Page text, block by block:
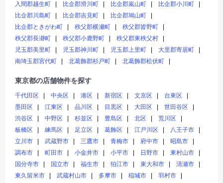
入間郡越生町
比企郡滑川町 比企郡嵐山町
比企郡小川町
比企郡川島町
比企郡吉見町
比企郡鳩山町
比企郡ときがわ町
秩父郡横瀬町
秩父郡皆野町
秩父郡長瀞町
秩父郡小鹿野町
秩父郡東秩父村
児玉郡美里町
児玉郡神川町 児玉郡上里町
大里郡寄居町
南埼玉郡宮代町
北葛飾郡杉戸町 北葛飾郡松伏町
東京都の店舗物件を探す
千代田区 中央区 港区 新宿区 文京区
台東区
墨田区
江東区 品川区 目黒区 大田区
世田谷区
渋谷区
中野区 杉並区 豊島区 北区
荒川区
板橋区
練馬区 足立区 葛飾区 江戸川区
八王子市
立川市
武蔵野市 三鷹市 青梅市 府中市
昭島市
調布市
町田市 小金井市 小平市 日野市
東村山市
国分寺市
国立市 福生市 狛江市 東大和市
清瀬市
東久留米市
武蔵村山市 多摩市 稲城市
羽村市